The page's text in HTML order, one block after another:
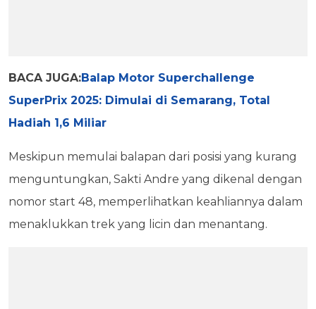
BACA JUGA:Balap Motor Superchallenge
SuperPrix 2025: Dimulai di Semarang, Total
Hadiah 1,6 Miliar
Meskipun memulai balapan dari posisi yang kurang
menguntungkan, Sakti Andre yang dikenal dengan
nomor start 48, memperlihatkan keahliannya dalam
menaklukkan trek yang licin dan menantang.